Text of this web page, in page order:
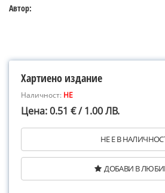
Автор:
Хартиено издание
Наличност: НЕ
Цена: 0.51 € / 1.00 ЛВ.
НЕ Е В
ДОБАВИ В